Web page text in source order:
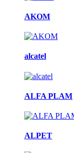
AKOM
alcatel
ALFA PLAM
ALPET